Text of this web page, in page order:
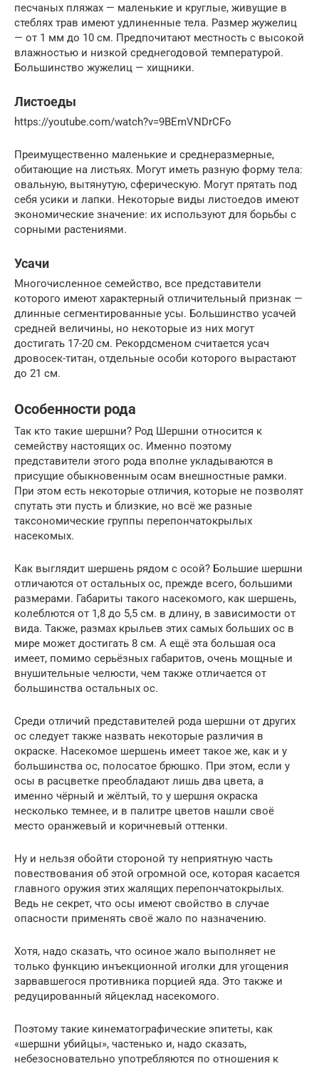
песчаных пляжах — маленькие и круглые, живущие в
стеблях трав имеют удлиненные тела. Размер жужелиц
— от 1 мм до 10 см. Предпочитают местность с высокой
влажностью и низкой среднегодовой температурой.
Большинство жужелиц — хищники.
Листоеды
https://youtube.com/watch?v=9BEmVNDrCFo
Преимущественно маленькие и среднеразмерные,
обитающие на листьях. Могут иметь разную форму тела:
овальную, вытянутую, сферическую. Могут прятать под
себя усики и лапки. Некоторые виды листоедов имеют
экономические значение: их используют для борьбы с
сорными растениями.
Усачи
Многочисленное семейство, все представители
которого имеют характерный отличительный признак —
длинные сегментированные усы. Большинство усачей
средней величины, но некоторые из них могут
достигать 17-20 см. Рекордсменом считается усач
дровосек-титан, отдельные особи которого вырастают
до 21 см.
Особенности рода
Так кто такие шершни? Род Шершни относится к
семейству настоящих ос. Именно поэтому
представители этого рода вполне укладываются в
присущие обыкновенным осам внешностные рамки.
При этом есть некоторые отличия, которые не позволят
спутать эти пусть и близкие, но всё же разные
таксономические группы перепончатокрылых
насекомых.
Как выглядит шершень рядом с осой? Большие шершни
отличаются от остальных ос, прежде всего, большими
размерами. Габариты такого насекомого, как шершень,
колеблются от 1,8 до 5,5 см. в длину, в зависимости от
вида. Также, размах крыльев этих самых больших ос в
мире может достигать 8 см. А ещё эта большая оса
имеет, помимо серьёзных габаритов, очень мощные и
внушительные челюсти, чем также отличается от
большинства остальных ос.
Среди отличий представителей рода шершни от других
ос следует также назвать некоторые различия в
окраске. Насекомое шершень имеет такое же, как и у
большинства ос, полосатое брюшко. При этом, если у
осы в расцветке преобладают лишь два цвета, а
именно чёрный и жёлтый, то у шершня окраска
несколько темнее, и в палитре цветов нашли своё
место оранжевый и коричневый оттенки.
Ну и нельзя обойти стороной ту неприятную часть
повествования об этой огромной осе, которая касается
главного оружия этих жалящих перепончатокрылых.
Ведь не секрет, что осы имеют свойство в случае
опасности применять своё жало по назначению.
Хотя, надо сказать, что осиное жало выполняет не
только функцию инъекционной иголки для угощения
зарвавшегося противника порцией яда. Это также и
редуцированный яйцеклад насекомого.
Поэтому такие кинематографические эпитеты, как
«шершни убийцы», частенько и, надо сказать,
небезосновательно употребляются по отношения к